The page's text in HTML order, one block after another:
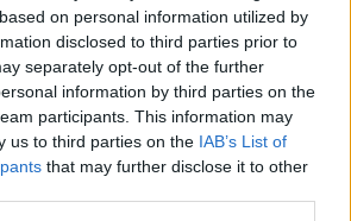
on personal information utilized by
disclosed to third parties prior to
separately opt-out of the further
information by third parties on the
participants. This information may
us to third parties on the IAB’s List of
that may further disclose it to other
επίπεδα σακχάρου στο αίμα